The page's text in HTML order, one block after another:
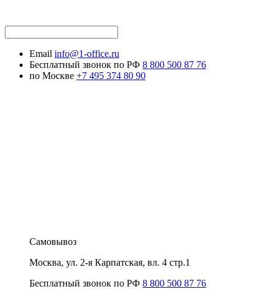
Email info@1-office.ru
Бесплатный звонок по РФ 8 800 500 87 76
по Москве +7 495 374 80 90
Самовывоз
Москва, ул. 2-я Карпатская, вл. 4 стр.1
Бесплатный звонок по РФ 8 800 500 87 76